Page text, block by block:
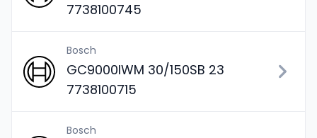
7738100745
Bosch
GC9000IWM 30/150SB 23
7738100715
Bosch